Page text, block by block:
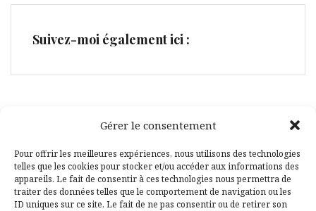
Gérer le consentement
Pour offrir les meilleures expériences, nous utilisons des technologies
telles que les cookies pour stocker et/ou accéder aux informations des
appareils. Le fait de consentir à ces technologies nous permettra de
traiter des données telles que le comportement de navigation ou les
ID uniques sur ce site. Le fait de ne pas consentir ou de retirer son
Suivez-moi également ici :
Facebook
Pinterest